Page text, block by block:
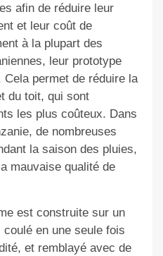
afin de réduire leur
et leur coût de
à la plupart des
leur prototype
permet de réduire la
du toit, qui sont
les plus coûteux. Dans
de nombreuses
la saison des pluies,
mauvaise qualité de
est construite sur un
en une seule fois
et remblayé avec de